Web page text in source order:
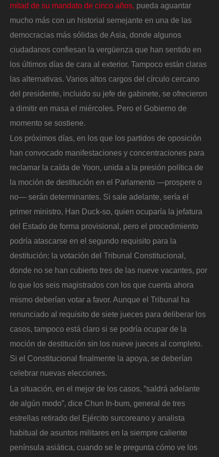
mitad de su mandato de cinco años, pueda aguantar
mucho más con un historial semejante en una de las
democracias más sólidas de Asia, donde algunos
ciudadanos confiesan la vergüenza que han sentido en
los últimos días de cara al exterior. Tampoco están claras
las alternativas. Varios altos cargos del círculo cercano
del presidente, incluido su jefe de gabinete, se ofrecieron
a dimitir en masa el miércoles. Pero el Gobierno de
momento se sostiene.
Los próximos días, en los que los partidos de oposición
han convocado manifestaciones y concentraciones para
reclamar la caída de Yoon, unida a la presión política de
la moción de destitución en el Parlamento —prospere o
no— serán determinantes. Si sale adelante, sería el
primer ministro, Han Duck-so, quien ocuparía la jefatura
del Estado de forma provisional, pero el procedimiento
podría atascarse en el segundo requisito para la
destitución: la votación del Tribunal Constitucional,
donde no se han cubierto tres de las nueve vacantes, por
lo que los seis magistrados con los que cuenta ahora
mismo deberían votar a favor. Aunque el Tribunal ha
renunciado al requisito de siete jueces para deliberar los
casos, tampoco está claro si se podría ocupar de la
moción de destitución sin los nueve jueces al completo.
Si el Constitucional finalmente la apoya, se deberían
celebrar nuevas elecciones.
La situación, en el mejor de los casos, “saldrá adelante
de algún modo”, dice Chun In-bum, general de tres
estrellas retirado del Ejército surcoreano y analista
habitual de asuntos militares en la siempre caliente
península asiática, cuando se le pregunta cómo ve los